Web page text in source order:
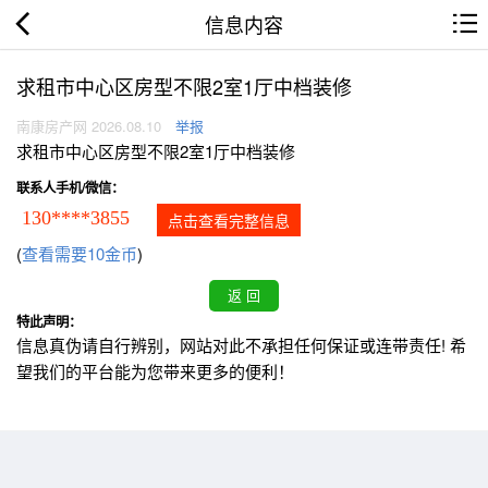
信息内容
求租市中心区房型不限2室1厅中档装修
南康房产网 2026.08.10 举报
求租市中心区房型不限2室1厅中档装修
联系人手机/微信：
130****3855 点击查看完整信息
(查看需要10金币)
特此声明：
信息真伪请自行辨别，网站对此不承担任何保证或连带责任! 希
望我们的平台能为您带来更多的便利！